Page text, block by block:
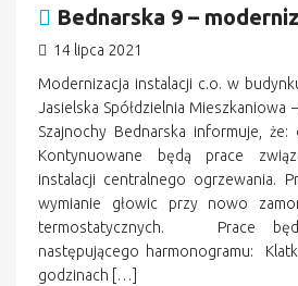
Bednarska 9 –
14 lipca 2021
Modernizacja instalacji c.o. w
Jasielska Spółdzielnia Mieszkaniowa
Szajnochy Bednarska informuje,
Kontynuowane będą prace
instalacji centralnego ogrzewania.
wymianie głowic przy nowo
termostatycznych. Prace
następującego harmonogramu:
godzinach […]